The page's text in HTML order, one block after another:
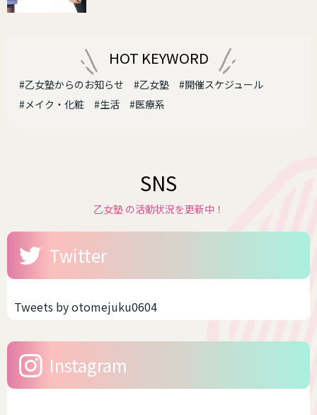
HOT KEYWORD
#乙女塾からのお知らせ #乙女塾
#開催スケジュール
#メイク・化粧
#生活 #医療系
SNS
乙女塾 の活動状況を更新中！
Twitter
Tweets by otomejuku0604
Instagram